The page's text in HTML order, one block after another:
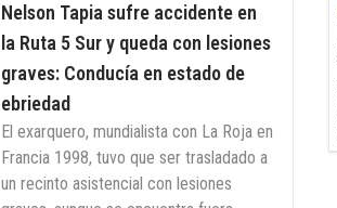
Nelson Tapia sufre accidente en
la Ruta 5 Sur y queda con lesiones
graves: Conducía en estado de
ebriedad
El exarquero, mundialista con La Roja en
Francia 1998, tuvo que ser trasladado a
un recinto asistencial con lesiones